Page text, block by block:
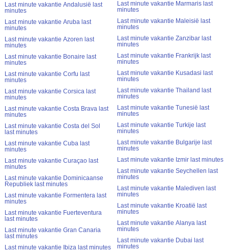
Last minute vakantie Andalusië last
minutes
Last minute vakantie Aruba last
minutes
Last minute vakantie Azoren last
minutes
Last minute vakantie Bonaire last
minutes
Last minute vakantie Corfu last
minutes
Last minute vakantie Corsica last
minutes
Last minute vakantie Costa Brava last
minutes
Last minute vakantie Costa del Sol
last minutes
Last minute vakantie Cuba last
minutes
Last minute vakantie Curaçao last
minutes
Last minute vakantie Dominicaanse
Republiek last minutes
Last minute vakantie Formentera last
minutes
Last minute vakantie Fuerteventura
last minutes
Last minute vakantie Gran Canaria
last minutes
Last minute vakantie Ibiza last minutes
Last minute vakantie Marmaris last
minutes
Last minute vakantie Maleisië last
minutes
Last minute vakantie Zanzibar last
minutes
Last minute vakantie Frankrijk last
minutes
Last minute vakantie Kusadasi last
minutes
Last minute vakantie Thailand last
minutes
Last minute vakantie Tunesië last
minutes
Last minute vakantie Turkije last
minutes
Last minute vakantie Bulgarije last
minutes
Last minute vakantie Izmir last minutes
Last minute vakantie Seychellen last
minutes
Last minute vakantie Malediven last
minutes
Last minute vakantie Kroatië last
minutes
Last minute vakantie Alanya last
minutes
Last minute vakantie Dubai last
minutes